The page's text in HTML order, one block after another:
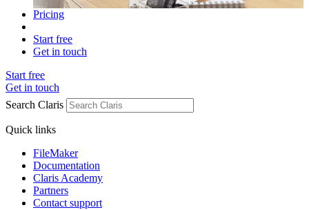
Pricing
Start free
Get in touch
Start free
Get in touch
Search Claris
Quick links
FileMaker
Documentation
Claris Academy
Partners
Contact support